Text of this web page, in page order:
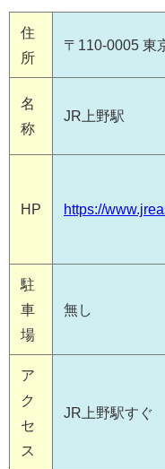
住
所
〒110-0005 東
名
称
JR上野駅
HP https://
駐
車
場
無し
ア
ク
セ
ス
JR上野駅すぐ